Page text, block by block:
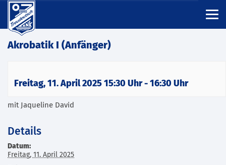
Akrobatik I (Anfänger)
Freitag, 11. April 2025 15:30 Uhr- 16:30 Uhr
mit Jaqueline David
Details
Datum:
Freitag, 11. April 2025